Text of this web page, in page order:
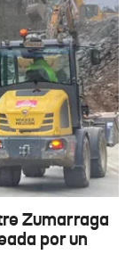
Zumarraga
por un